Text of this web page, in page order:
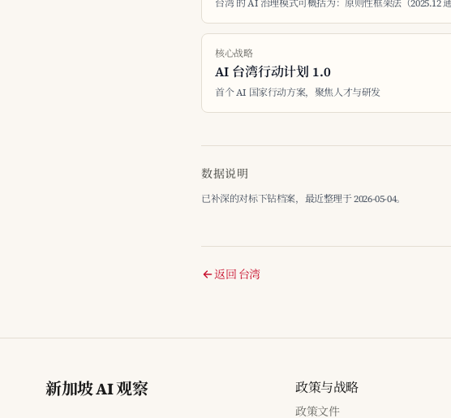
台湾 的 AI 治理模式可概括为：原则性框架法（2025.12 通
核心战略
AI 台湾行动计划 1.0
首个 AI 国家行动方案，聚焦人才与研发
数据说明
已补深的对标下钻档案，最近整理于 2026-05-04。
返回 台湾
新加坡 AI 观察 政策与战略
政策文件